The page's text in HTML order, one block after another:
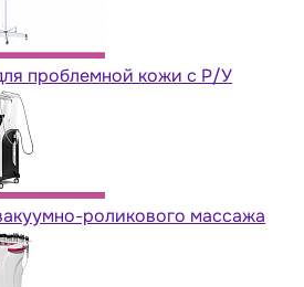
проблемной кожи с Р/У
роликового массажа